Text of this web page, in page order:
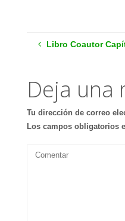
Libro Coautor
Deja una
Tu dirección de correo
Los campos obligatorios